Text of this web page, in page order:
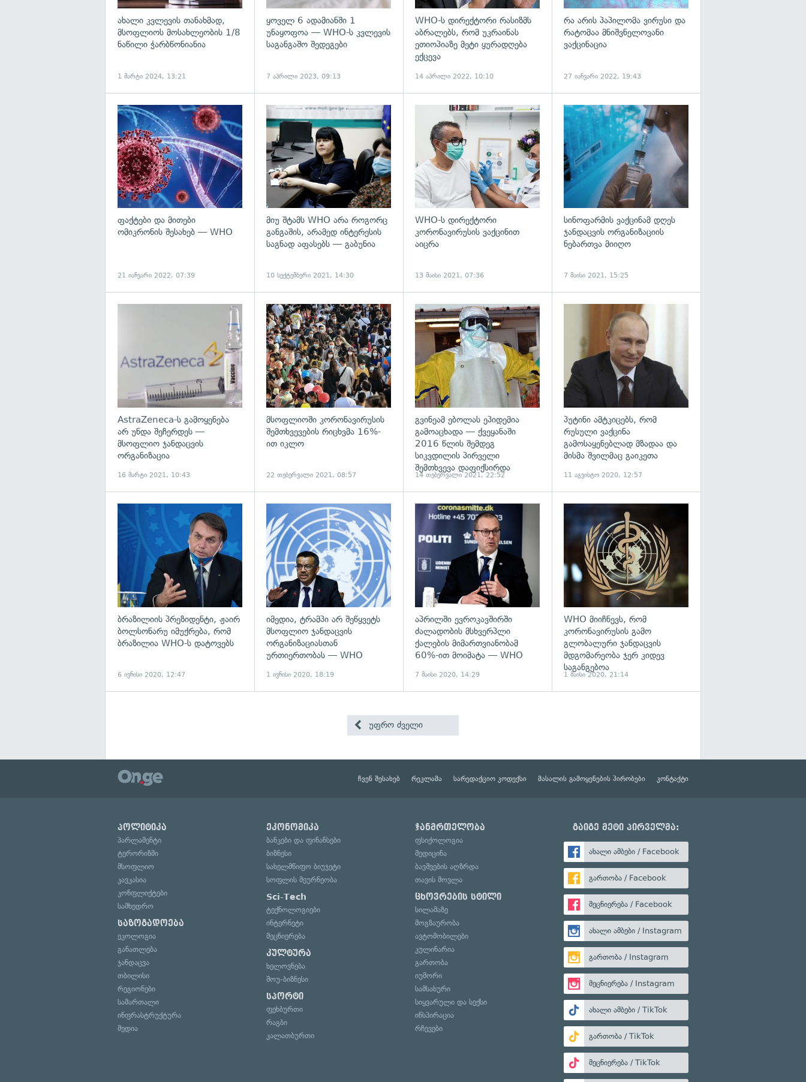
ახალი კვლევის თანახმად,
მსოფლიოს მოსახლეობის 1/8
ნაწილი ჭარბწონიანია
1 მარტი 2024, 13:21
ყოველ 6 ადამიანში 1
უნაყოფოა — WHO-ს კვლევის
საგანგაშო შედეგები
7 აპრილი 2023, 09:13
WHO-ს დირექტორი რასიზმს
აბრალებს, რომ უკრაინას
ეთიოპიაზე მეტი ყურადღება
ექცევა
14 აპრილი 2022, 10:10
რა არის პაპილომა ვირუსი და
რატომაა მნიშვნელოვანი
ვაქცინაცია
27 იანვარი 2022, 19:43
გადახედვა
ფაქტები და მითები
ომიკრონის შესახებ — WHO
21 იანვარი 2022, 07:39
მიუ შტამს WHO არა როგორც
განგაშის, არამედ ინტერესის
საგნად აფასებს — გაბუნია
10 სექტემბერი 2021, 14:30
გადახედვა
WHO-ს დირექტორი
კორონავირუსის ვაქცინით
აიცრა
13 მაისი 2021, 07:36
სინოფარმის ვაქცინამ დღეს
ჯანდაცვის ორგანიზაციის
ნებართვა მიიღო
7 მაისი 2021, 15:25
გადახედვა
AstraZeneca-ს გამოყენება
არ უნდა შეჩერდეს —
მსოფლიო ჯანდაცვის
ორგანიზაცია
16 მარტი 2021, 10:43
გადახედვა
მსოფლიოში კორონავირუსის
შემთხვევების რიცხვმა 16%-
ით იკლო
22 თებერვალი 2021, 08:57
გვინეამ ებოლას ეპიდემია
გამოაცხადა — ქვეყანაში
2016 წლის შემდეგ
სიკვდილის პირველი
შემთხვევა დაფიქსირდა
14 თებერვალი 2021, 22:52
პუტინი ამტკიცებს, რომ
რუსული ვაქცინა
გამოსაყენებლად მზადაა და
მისმა შვილმაც გაიკეთა
11 აგვისტო 2020, 12:57
გადახედვა
ბრაზილიის პრეზიდენტი, ჟაირ
ბოლსონარუ იმუქრება, რომ
ბრაზილია WHO-ს დატოვებს
6 ივნისი 2020, 12:47
გადახედვა
იმედია, ტრამპი არ შეწყვეტს
მსოფლიო ჯანდაცვის
ორგანიზაციასთან
ურთიერთობას — WHO
1 ივნისი 2020, 18:19
აპრილში ევროკავშირში
ძალადობის მსხვერპლი
ქალების მიმართვიანობამ
60%-ით მოიმატა — WHO
7 მაისი 2020, 14:29
WHO მიიჩნევს, რომ
კორონავირუსის გამო
გლობალური ჯანდაცვის
მდგომარეობა ჯერ კიდევ
საგანგებოა
1 მაისი 2020, 21:14
უფრო ძველი
ჩვენ შესახებ რეკლამა სარედაქციო კოდექსი მასალის გამოყენების პირობები კონტაქტი
პოლიტიკა
პარლამენტი
ტერორიზმი
მსოფლიო
კავკასია
კონფლიქტები
სამხედრო
საზოგადოება
ეკოლოგია
განათლება
ჯანდაცვა
თბილისი
რეგიონები
სამართალი
ინფრასტრუქტურა
მედია
ეკონომიკა
ბანკები და ფინანსები
ბიზნესი
სახელმწიფო ბიუჯეტი
სოფლის მეურნეობა
Sci-Tech
ტექნოლოგიები
ინტერნეტი
მეცნიერება
კულტურა
ხელოვნება
შოუ-ბიზნესი
სპორტი
ფეხბურთი
რაგბი
კალათბურთი
ჯანმრთელობა
ფსიქოლოგია
მედიცინა
ბავშვების აღზრდა
თავის მოვლა
ცხოვრების სტილი
სილამაზე
მოგზაურობა
ავტომობილები
კულინარია
გართობა
იუმორი
სამსახური
სიყვარული და სექსი
ინსპირაცია
რჩევები
გაიგე მეტი პირველმა:
ახალი ამბები / Facebook
გართობა / Facebook
მეცნიერება / Facebook
ახალი ამბები / Instagram
გართობა / Instagram
მეცნიერება / Instagram
ახალი ამბები / TikTok
გართობა / TikTok
მეცნიერება / TikTok